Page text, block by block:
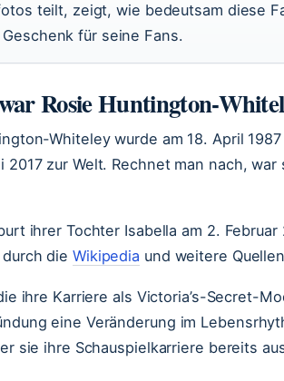
teilt, zeigt, wie bedeutsam diese
für seine Fans.
Rosie Huntington-
Whiteley wurde am 18. April
2017 zur Welt. Rechnet man nach,
ihrer Tochter Isabella am 2.
die Wikipedia und weitere
ihre Karriere als Victoria’s-Secret-
eine Veränderung im
sie ihre Schauspielkarriere bereits